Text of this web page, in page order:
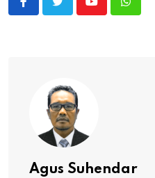
Youtube
Agus Suhendar